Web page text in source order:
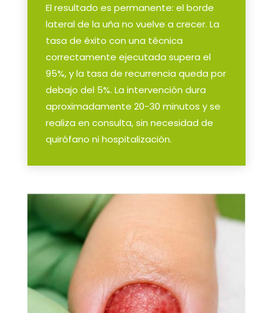
El resultado es permanente: el borde
lateral de la uña no vuelve a crecer. La
tasa de éxito con una técnica
correctamente ejecutada supera el
95%, y la tasa de recurrencia queda por
debajo del 5%. La intervención dura
aproximadamente 20-30 minutos y se
realiza en consulta, sin necesidad de
quirófano ni hospitalización.